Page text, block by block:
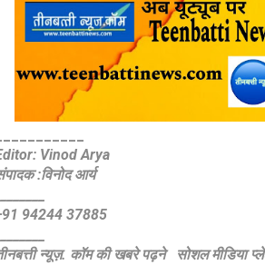
Vinod Arya
:विनोद आर्य
94244 37885
न्यूज़. कॉम की खबरे पढ़नेसोशल मीडिया